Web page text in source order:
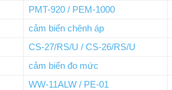
PMT-920 / PEM-1000
cảm biến chênh áp
CS-27/RS/U / CS-26/RS/U
cảm biến đo mức
WW-11ALW / PE-01